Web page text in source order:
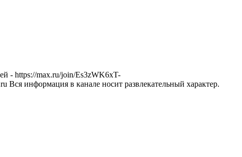
- https://max.ru/join/Es3zWK6xT-
информация в канале носит развлекательный характер.